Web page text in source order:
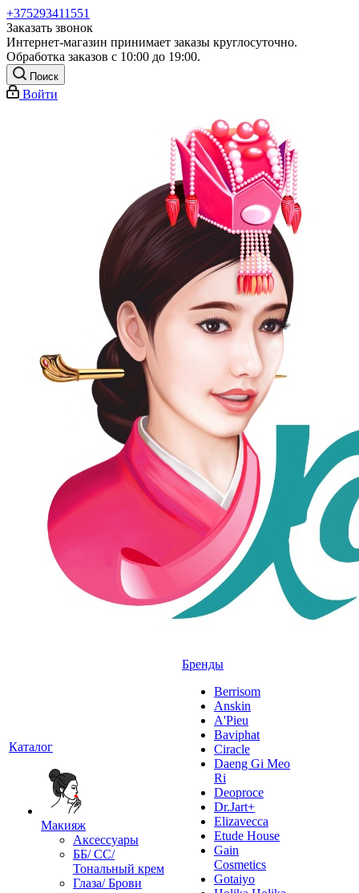
+375293411551
Заказать звонок
Интернет-магазин принимает заказы круглосуточно.
Обработка заказов с 10:00 до 19:00.
Поиск
Войти
Каталог
Макияж
Аксессуары
ББ/ СС/
Тональный крем
Глаза/ Брови
Бренды
Berrisom
Anskin
A'Pieu
Baviphat
Ciracle
Daeng Gi Meo
Ri
Deoproce
Dr.Jart+
Elizavecca
Etude House
Gain
Cosmetics
Gotaiyo